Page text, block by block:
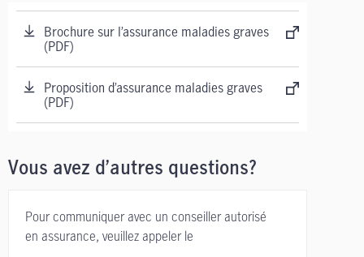
Brochure sur l’assurance maladies graves
(PDF)
Proposition d’assurance maladies graves
(PDF)
Vous avez d’autres questions?
Pour communiquer avec un conseiller autorisé
en assurance, veuillez appeler le